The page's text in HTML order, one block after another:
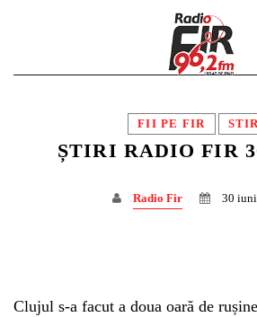
CAUTA IN
DISTRIBUIE
FII PE FIR
ȘTIRI RADIO FIR
Radio Fir 30
Clujul s-a facut a doua oară de